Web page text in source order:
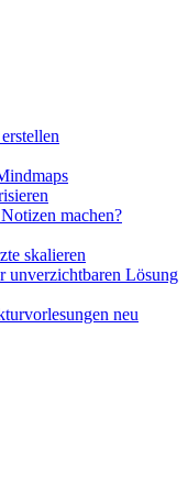
machen?
skalieren
unverzichtbaren Lösung
neu